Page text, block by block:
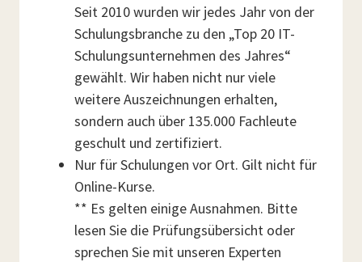
Seit 2010 wurden wir jedes Jahr von der
Schulungsbranche zu den „Top 20 IT-
Schulungsunternehmen des Jahres“
gewählt. Wir haben nicht nur viele
weitere Auszeichnungen erhalten,
sondern auch über 135.000 Fachleute
geschult und zertifiziert.
Nur für Schulungen vor Ort. Gilt nicht für
Online-Kurse.
** Es gelten einige Ausnahmen. Bitte
lesen Sie die Prüfungsübersicht oder
sprechen Sie mit unseren Experten